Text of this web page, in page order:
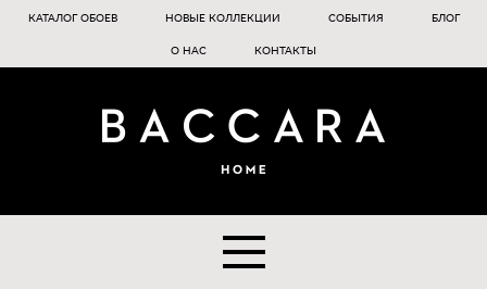
КАТАЛОГ ОБОЕВ НОВЫЕ КОЛЛЕКЦИИ СОБЫТИЯ БЛОГ
О НАС КОНТАКТЫ